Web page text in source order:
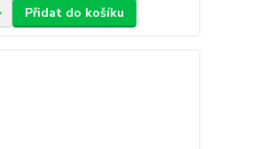
Přidat do košíku